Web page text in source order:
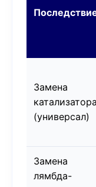
Замена
катализатора
(универсал)
Замена
лямбда-